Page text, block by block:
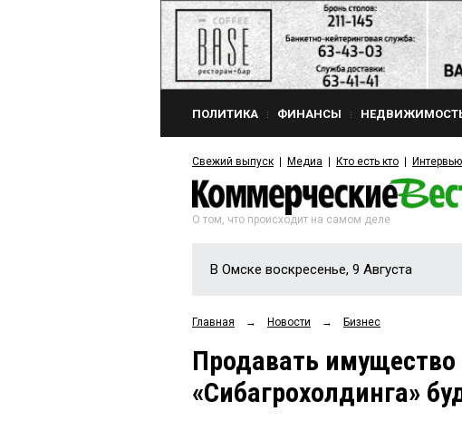
ПОЛИТИКА ФИНАНСЫ
Свежий выпуск Медиа Кто есть кто Интервью
О том, что происходит на самом деле
В Омске воскресенье, 9 Августа
Главная → Новости → Бизнес
Продавать имущество
«Сибагрохолдинга»